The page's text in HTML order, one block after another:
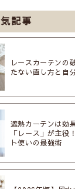
記事
レースカーテンの
たない直し方と自
遮熱カーテンは効
「レース」が主役
ト使いの最強術